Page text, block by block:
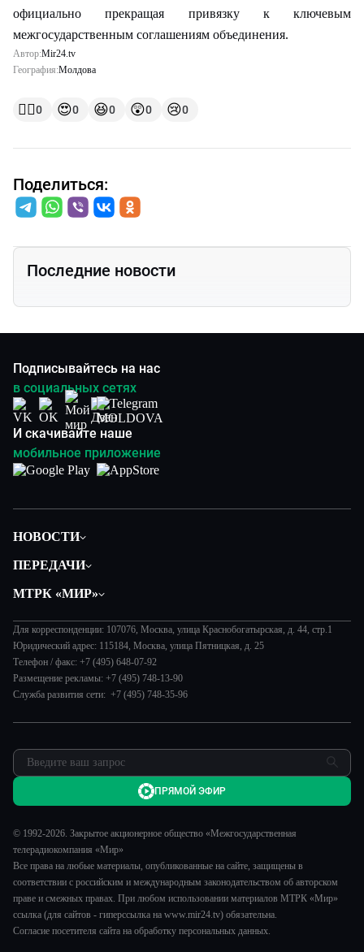
официально прекращая привязку к ключевым
межгосударственным соглашениям объединения.
Автор:Mir24.tv
География:Молдова
👍🏻0 😍0 😆0 😲0 😢0
Поделиться:
Последние новости
Подписывайтесь на нас
в социальных сетях
И скачивайте наше
мобильное приложение
НОВОСТИ
Экономика
Происшествия
Культура
ПЕРЕДАЧИ
Евразия. Культурно
Евразия. Регионы
Наши иностранцы
Пять причин поехать в...
Сделано в Содружестве
МТРК «МИР»
История
Руководство
Новости
Пресса о нас
Карьера
Реклама
Обратная связь
Для корреспонденции: 107076, Москва, улица Краснобогатырская, д. 44, стр.1
Юридический адрес: 115184, Москва, улица Пятницкая, д. 25
Телефон / факс: +7 (495) 648-07-92
Размещение рекламы: +7 (495) 748-13-90
Служба развития сети: +7 (495) 748-35-96
© 1992-2026. Закрытое акционерное общество «Межгосударственная
телерадиокомпания «Мир»
Все права на любые материалы, опубликованные на сайте, защищены в
соответствии с российским и международным законодательством об авторском
праве и смежных правах. При любом использовании материалов МТРК «Мир»
ссылка (для сайтов - гиперссылка на www.mir24.tv) обязательна.
Согласие посетителя сайта на обработку персональных данных.
ПРЯМОЙ ЭФИР